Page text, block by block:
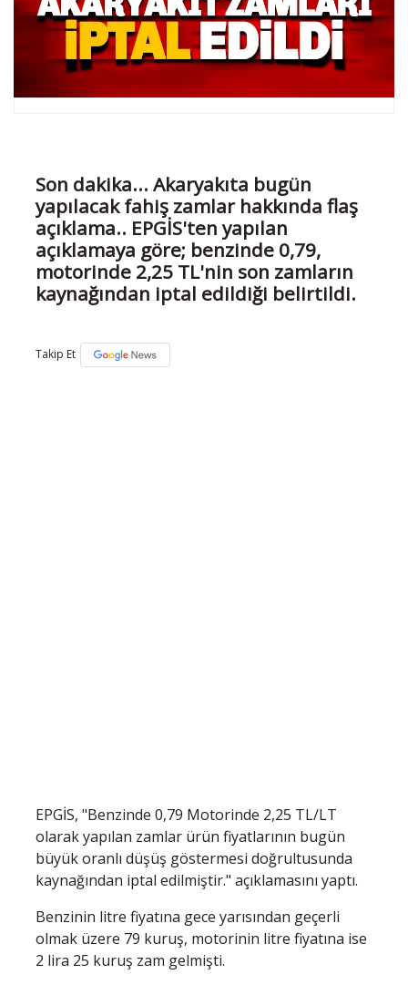
Son dakika... Akaryakıta bugün
yapılacak fahiş zamlar hakkında flaş
açıklama.. EPGİS'ten yapılan
açıklamaya göre; benzinde 0,79,
motorinde 2,25 TL'nin son zamların
kaynağından iptal edildiği belirtildi.
Takip Et
EPGİS, "Benzinde 0,79 Motorinde 2,25 TL/LT
olarak yapılan zamlar ürün fiyatlarının bugün
büyük oranlı düşüş göstermesi doğrultusunda
kaynağından iptal edilmiştir." açıklamasını yaptı.
Benzinin litre fiyatına gece yarısından geçerli
olmak üzere 79 kuruş, motorinin litre fiyatına ise
2 lira 25 kuruş zam gelmişti.